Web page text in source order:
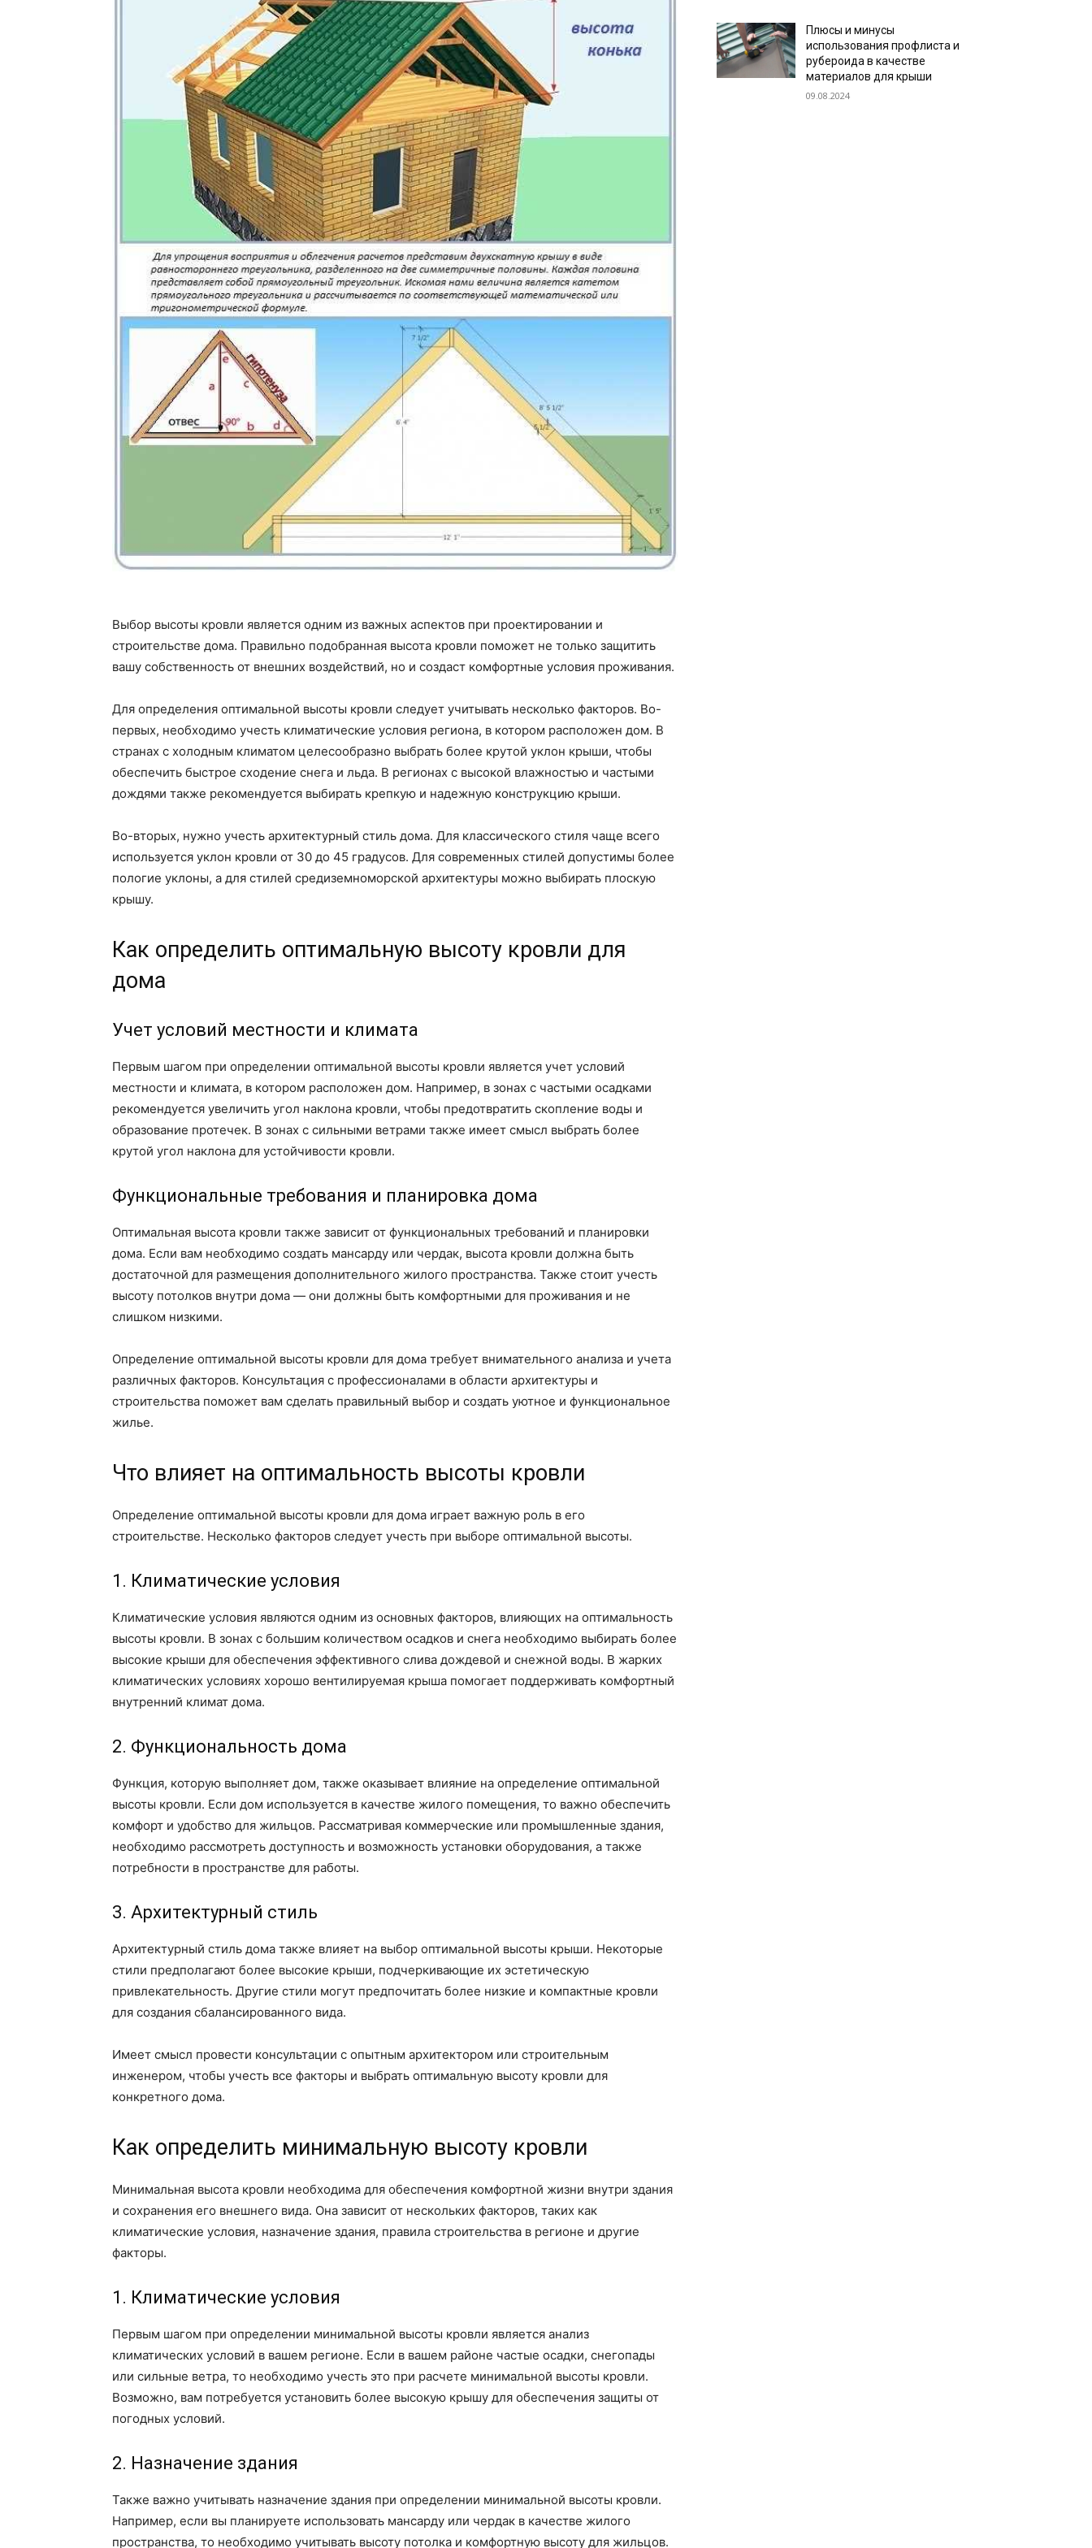
Выбор высоты кровли является одним из важных аспектов при проектировании и
строительстве дома. Правильно подобранная высота кровли поможет не только защитить
вашу собственность от внешних воздействий, но и создаст комфортные условия проживания.
Для определения оптимальной высоты кровли следует учитывать несколько факторов. Во-
первых, необходимо учесть климатические условия региона, в котором расположен дом. В
странах с холодным климатом целесообразно выбрать более крутой уклон крыши, чтобы
обеспечить быстрое сходение снега и льда. В регионах с высокой влажностью и частыми
дождями также рекомендуется выбирать крепкую и надежную конструкцию крыши.
Во-вторых, нужно учесть архитектурный стиль дома. Для классического стиля чаще всего
используется уклон кровли от 30 до 45 градусов. Для современных стилей допустимы более
пологие уклоны, а для стилей средиземноморской архитектуры можно выбирать плоскую
крышу.
Как определить оптимальную высоту кровли для
дома
Учет условий местности и климата
Первым шагом при определении оптимальной высоты кровли является учет условий
местности и климата, в котором расположен дом. Например, в зонах с частыми осадками
рекомендуется увеличить угол наклона кровли, чтобы предотвратить скопление воды и
образование протечек. В зонах с сильными ветрами также имеет смысл выбрать более
крутой угол наклона для устойчивости кровли.
Функциональные требования и планировка дома
Оптимальная высота кровли также зависит от функциональных требований и планировки
дома. Если вам необходимо создать мансарду или чердак, высота кровли должна быть
достаточной для размещения дополнительного жилого пространства. Также стоит учесть
высоту потолков внутри дома — они должны быть комфортными для проживания и не
слишком низкими.
Определение оптимальной высоты кровли для дома требует внимательного анализа и учета
различных факторов. Консультация с профессионалами в области архитектуры и
строительства поможет вам сделать правильный выбор и создать уютное и функциональное
жилье.
Что влияет на оптимальность высоты кровли
Определение оптимальной высоты кровли для дома играет важную роль в его
строительстве. Несколько факторов следует учесть при выборе оптимальной высоты.
1. Климатические условия
Климатические условия являются одним из основных факторов, влияющих на оптимальность
высоты кровли. В зонах с большим количеством осадков и снега необходимо выбирать более
высокие крыши для обеспечения эффективного слива дождевой и снежной воды. В жарких
климатических условиях хорошо вентилируемая крыша помогает поддерживать комфортный
внутренний климат дома.
2. Функциональность дома
Функция, которую выполняет дом, также оказывает влияние на определение оптимальной
высоты кровли. Если дом используется в качестве жилого помещения, то важно обеспечить
комфорт и удобство для жильцов. Рассматривая коммерческие или промышленные здания,
необходимо рассмотреть доступность и возможность установки оборудования, а также
потребности в пространстве для работы.
3. Архитектурный стиль
Архитектурный стиль дома также влияет на выбор оптимальной высоты крыши. Некоторые
стили предполагают более высокие крыши, подчеркивающие их эстетическую
привлекательность. Другие стили могут предпочитать более низкие и компактные кровли
для создания сбалансированного вида.
Имеет смысл провести консультации с опытным архитектором или строительным
инженером, чтобы учесть все факторы и выбрать оптимальную высоту кровли для
конкретного дома.
Как определить минимальную высоту кровли
Минимальная высота кровли необходима для обеспечения комфортной жизни внутри здания
и сохранения его внешнего вида. Она зависит от нескольких факторов, таких как
климатические условия, назначение здания, правила строительства в регионе и другие
факторы.
1. Климатические условия
Первым шагом при определении минимальной высоты кровли является анализ
климатических условий в вашем регионе. Если в вашем районе частые осадки, снегопады
или сильные ветра, то необходимо учесть это при расчете минимальной высоты кровли.
Возможно, вам потребуется установить более высокую крышу для обеспечения защиты от
погодных условий.
2. Назначение здания
Также важно учитывать назначение здания при определении минимальной высоты кровли.
Например, если вы планируете использовать мансарду или чердак в качестве жилого
пространства, то необходимо учитывать высоту потолка и комфортную высоту для жильцов.
Плюсы и минусы
использования профлиста и
рубероида в качестве
материалов для крыши
09.08.2024